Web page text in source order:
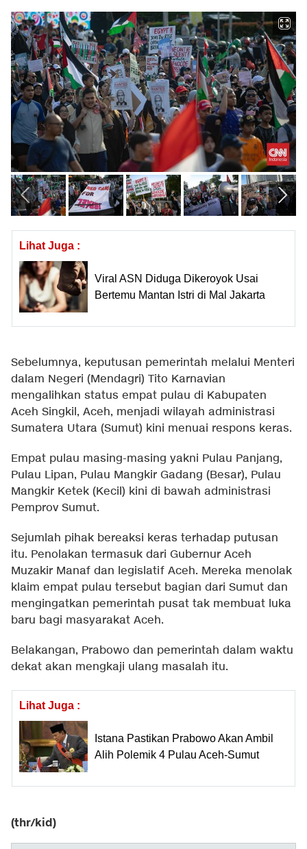
Lihat Juga :
Viral ASN Diduga Dikeroyok Usai
Bertemu Mantan Istri di Mal Jakarta
Sebelumnya, keputusan pemerintah melalui Menteri
dalam Negeri (Mendagri) Tito Karnavian
mengalihkan status empat pulau di Kabupaten
Aceh Singkil, Aceh, menjadi wilayah administrasi
Sumatera Utara (Sumut) kini menuai respons keras.
Empat pulau masing-masing yakni Pulau Panjang,
Pulau Lipan, Pulau Mangkir Gadang (Besar), Pulau
Mangkir Ketek (Kecil) kini di bawah administrasi
Pemprov Sumut.
Sejumlah pihak bereaksi keras terhadap putusan
itu. Penolakan termasuk dari Gubernur Aceh
Muzakir Manaf dan legislatif Aceh. Mereka menolak
klaim empat pulau tersebut bagian dari Sumut dan
mengingatkan pemerintah pusat tak membuat luka
baru bagi masyarakat Aceh.
Belakangan, Prabowo dan pemerintah dalam waktu
dekat akan mengkaji ulang masalah itu.
Lihat Juga :
Istana Pastikan Prabowo Akan Ambil
Alih Polemik 4 Pulau Aceh-Sumut
(thr/kid)